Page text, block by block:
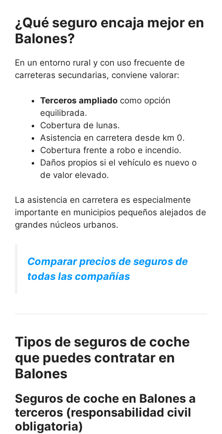
¿Qué seguro encaja mejor en
Balones?
En un entorno rural y con uso frecuente de
carreteras secundarias, conviene valorar:
Terceros ampliado como opción
equilibrada.
Cobertura de lunas.
Asistencia en carretera desde km 0.
Cobertura frente a robo e incendio.
Daños propios si el vehículo es nuevo o
de valor elevado.
La asistencia en carretera es especialmente
importante en municipios pequeños alejados de
grandes núcleos urbanos.
Comparar precios de seguros de
todas las compañías
Tipos de seguros de coche
que puedes contratar en
Balones
Seguros de coche en Balones a
terceros (responsabilidad civil
obligatoria)